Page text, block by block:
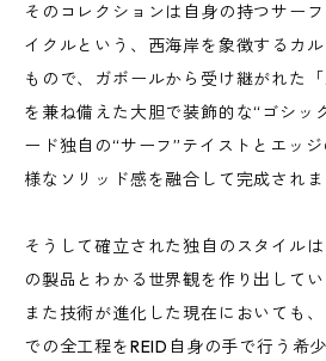
そのコレクションは自身の持つサー
イクルという、西海岸を象徴するカ
もので、ガボールから受け継がれた「
を兼ね備えた大胆で装飾的な“ゴシッ
ード独自の“サーフ”テイストとエッ
様なソリッド感を融合して完成されま
そうして確立された独自のスタイル
の製品とわかる世界観を作り出してい
また技術が進化した現在においても
での全工程をREID自身の手で行う希